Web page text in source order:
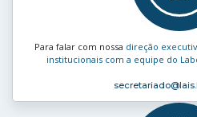
Para falar com nossa direção
institucionais com a equipe do
secretariado